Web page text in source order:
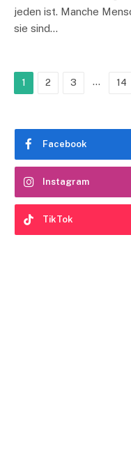
jeden ist. Manche
sie sind…
1 2 3 … 14
Facebook
Instagram
TikTok